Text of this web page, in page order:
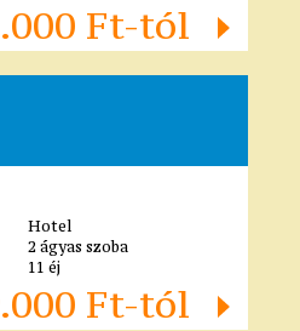
Ft-tól
Hotel
2 ágyas szoba
11 éj
Ft-tól